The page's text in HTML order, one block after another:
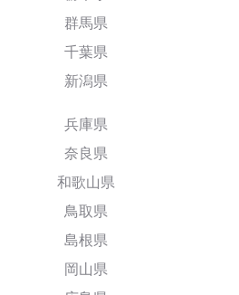
群馬県
千葉県
新潟県
兵庫県
奈良県
和歌山県
鳥取県
島根県
岡山県